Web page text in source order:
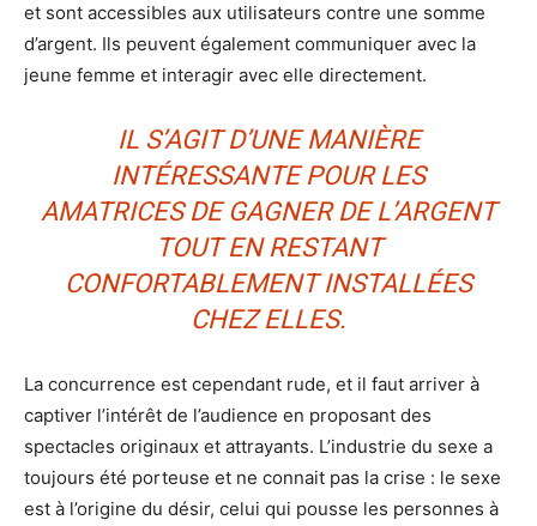
et sont accessibles aux utilisateurs contre une somme
d’argent. Ils peuvent également communiquer avec la
jeune femme et interagir avec elle directement.
IL S’AGIT D’UNE MANIÈRE
INTÉRESSANTE POUR LES
AMATRICES DE GAGNER DE L’ARGENT
TOUT EN RESTANT
CONFORTABLEMENT INSTALLÉES
CHEZ ELLES.
La concurrence est cependant rude, et il faut arriver à
captiver l’intérêt de l’audience en proposant des
spectacles originaux et attrayants. L’industrie du sexe a
toujours été porteuse et ne connait pas la crise : le sexe
est à l’origine du désir, celui qui pousse les personnes à